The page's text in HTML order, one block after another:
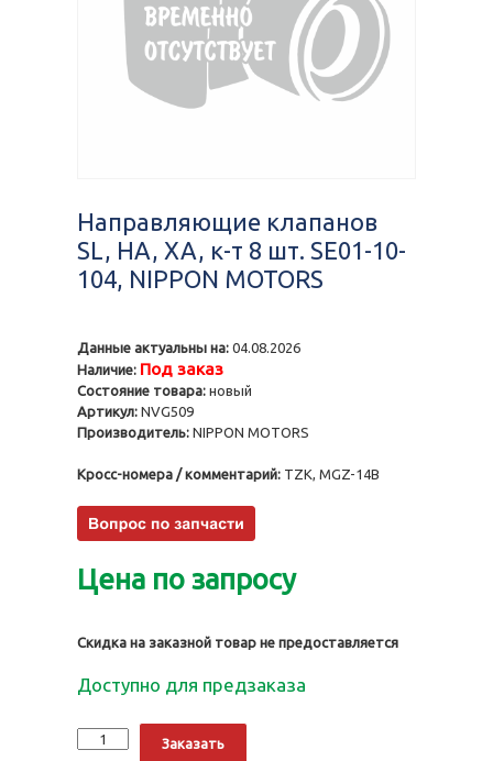
Направляющие клапанов
SL, HA, XA, к-т 8 шт. SE01-10-
104, NIPPON MOTORS
Данные актуальны на: 04.08.2026
Наличие: Под заказ
Состояние товара: новый
Артикул: NVG509
Производитель: NIPPON MOTORS
Кросс-номера / комментарий: TZK, MGZ-14B
Цена по запросу
Скидка на заказной товар не предоставляется
Доступно для предзаказа
Количество
Направляющие
Заказать